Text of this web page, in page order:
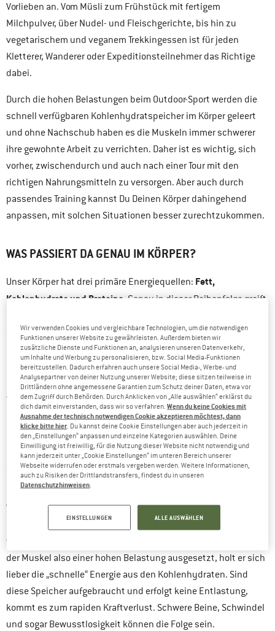
Vorlieben an. Vom Müsli zum Frühstück mit fertigem
Milchpulver, über Nudel- und Fleischgerichte, bis hin zu
vegetarischem und veganem Trekkingessen ist für jeden
Kletterer, Wanderer oder Expeditionsteilnehmer das Richtige
dabei.
Durch die hohen Belastungen beim Outdoor-Sport werden die
schnell verfügbaren Kohlenhydratspeicher im Körper geleert
und ohne Nachschub haben es die Muskeln immer schwerer
ihre gewohnte Arbeit zu verrichten. Daher ist es wichtig, sich
vorher, zwischendurch und auch nach einer Tour mit den
richtigen Nahrungsmitteln zu versorgen. Aber auch durch
passendes Training kannst Du Deinen Körper dahingehend
anpassen, mit solchen Situationen besser zurechtzukommen.
WAS PASSIERT DA GENAU IM KÖRPER?
Unser Körper hat drei primäre Energiequellen: Fett,
Kohlenhydrate und Proteine. Genau in dieser Reihenfolge greift
sind dabei die Fettpolster, die etwa 7000 kcal pro Kilogramm an
Energie liefern können. Außerdem finden sich in Leber und
Muskeln gespeicherte Kohlenhydrate, sogenanntes Glykogen.
Bei untrainierten Menschen liegt dieses Depot bei ca. 400 g,
was wiederum einer Energiemenge von etwa 1600 kcal
entspricht. Diese Speicher können bei Trainierten auf bis zu
600 g anwachsen, aber keinesfalls darüber. Sie sind also
endlich. Auf Proteine greift der Körper nur im Notfall oder bei
sehr langen, anstrengenden Belastungen zurück, da sie auch
als Baustoffe zur Verfügung stehen müssen.
Warum also nutzen unsere Muskeln nicht einfach das Fett, um
tun, dass Kohlenhydrate besser verfügbar sind als Fette. Ist
der Muskel also einer hohen Belastung ausgesetzt, holt er sich
lieber die „schnelle“ Energie aus den Kohlenhydraten. Sind
diese Speicher aufgebraucht und erfolgt keine Entlastung,
kommt es zum rapiden Kraftverlust. Schwere Beine, Schwindel
und sogar Bewusstlosigkeit können die Folge sein.
Wir verwenden Cookies und vergleichbare Technologien, um die notwendigen
Funktionen unserer Website zu gewährleisten. Außerdem bieten wir
zusätzliche Dienste und Funktionen an, analysieren unseren Datenverkehr,
um Inhalte und Werbung zu personalisieren, bzw. Social Media-Funktionen
bereitzustellen. Dadurch erfahren auch unsere Social Media-, Werbe- und
Analysepartner von deiner Nutzung unserer Website; diese sitzen teilweise in
Drittländern ohne angemessene Garantien zum Schutz deiner Daten, etwa vor
dem Zugriff durch Behörden. Durch Anklicken von „Alle auswählen“ erklärst du
dich damit einverstanden, dass wir so verfahren.Wenn du keine Cookies mit
Ausnahme der technisch notwendigen Cookie akzeptieren möchtest, dann
klicke bitte hier . Du kannst deine Cookie Einstellungen aber auch jederzeit in
den „Einstellungen“ anpassen und einzelne Kategorien auswählen. Deine
Einwilligung ist freiwillig, für die Nutzung dieser Website nicht notwendig und
kann jederzeit unter „Cookie Einstellungen“ im unteren Bereich unserer
Webseite widerrufen oder erstmals vergeben werden. Weitere Informationen,
auch zu Risiken der Drittlandstransfers, findest du in unseren
Datenschutzhinweisen
EINSTELLUNGEN ALLE AUSWÄHLEN